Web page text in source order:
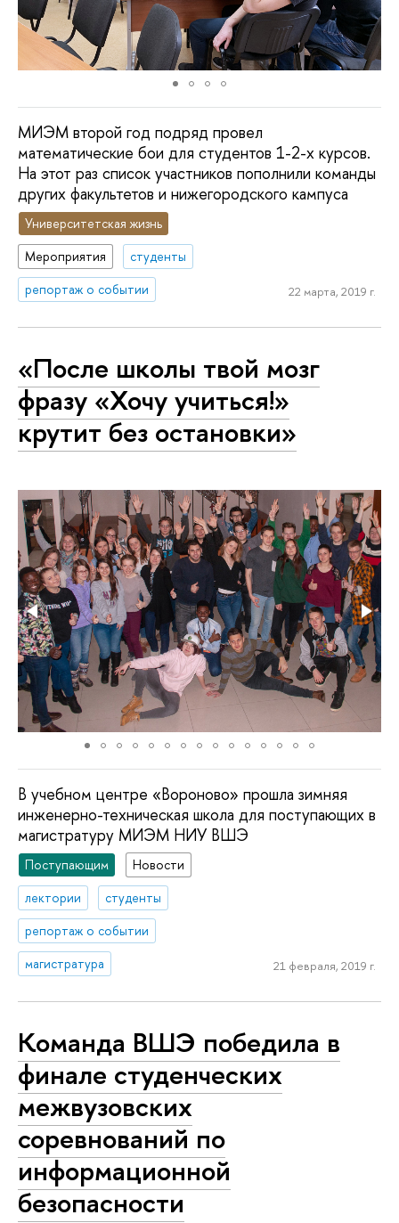
МИЭМ второй год подряд провел
математические бои для студентов 1-2-х курсов.
На этот раз список участников пополнили команды
других факультетов и нижегородского кампуса
Университетская жизнь
Мероприятия
студенты
репортаж о событии
22 марта, 2019 г.
«После школы твой мозг
фразу «Хочу учиться!»
крутит без остановки»
В учебном центре «Вороново» прошла зимняя
инженерно-техническая школа для поступающих в
магистратуру МИЭМ НИУ ВШЭ
Поступающим
Новости
лектории
студенты
репортаж о событии
магистратура
21 февраля, 2019 г.
Команда ВШЭ победила в
финале студенческих
межвузовских
соревнований по
информационной
безопасности